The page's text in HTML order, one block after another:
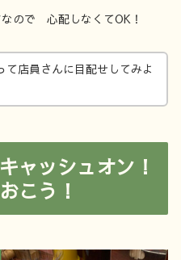
ので 心配しなくてOK！
店員さんに目配せしてみよ
ャッシュオン！
こう！